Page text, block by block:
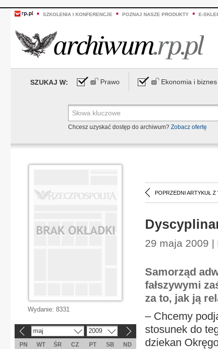
SZKOLENIA I KONFERENCJE POZNAJ NASZE PRODUKTY E-
SZUKAJ W: Prawo Ekonomia i biznes
Chcesz uzyskać dostęp do archiwum? Zobacz ofertę
POPRZEDNI ARTYKUŁ Z
29 maja 2009 |
Samorząd
fałszywymi
za to, jak ją
– Chcemy
stosunek do
dziekan
Wydanie: 8331
maj 2009
PN WT ŚR CZ PT SB
ND